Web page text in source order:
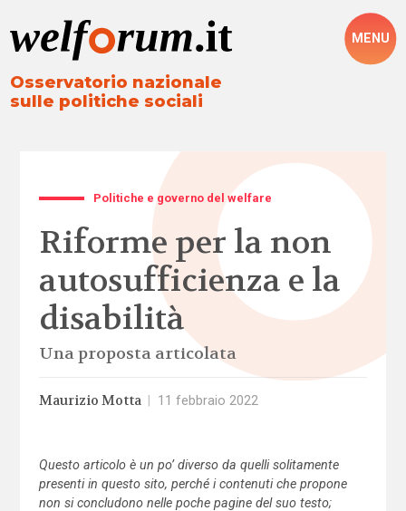
Osservatorio nazionale
sulle politiche sociali
MENU
Politiche e governo del welfare
Riforme per la non
autosufficienza e la
disabilità
Una proposta articolata
Maurizio Motta 11 febbraio 2022
Questo articolo è un po’ diverso da quelli solitamente
presenti in questo sito, perché i contenuti che propone
non si concludono nelle poche pagine del suo testo;